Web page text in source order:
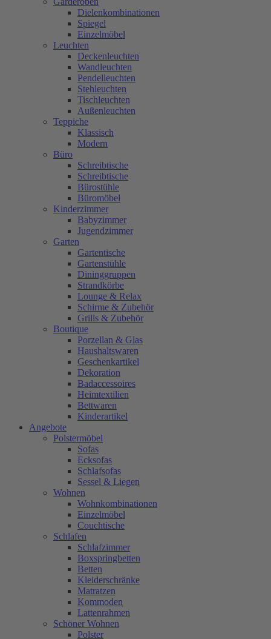
Dielenkombinationen
Spiegel
Einzelmöbel
Leuchten
Deckenleuchten
Wandleuchten
Pendelleuchten
Stehleuchten
Tischleuchten
Außenleuchten
Teppiche
Klassisch
Modern
Büro
Schreibtische
Schreibtische
Bürostühle
Büromöbel
Kinderzimmer
Babyzimmer
Jugendzimmer
Garten
Gartentische
Gartenstühle
Dininggruppen
Strandkörbe
Lounge & Relax
Schirme & Zubehör
Grills & Zubehör
Boutique
Porzellan & Glas
Haushaltswaren
Geschenkartikel
Dekoration
Badaccessoires
Heimtextilien
Bettwaren
Kinderartikel
Angebote
Polstermöbel
Sofas
Ecksofas
Schlafsofas
Sessel & Liegen
Wohnen
Wohnkombinationen
Einzelmöbel
Couchtische
Schlafen
Schlafzimmer
Boxspringbetten
Betten
Kleiderschränke
Matratzen
Kommoden
Lattenrahmen
Schöner Wohnen
Polster